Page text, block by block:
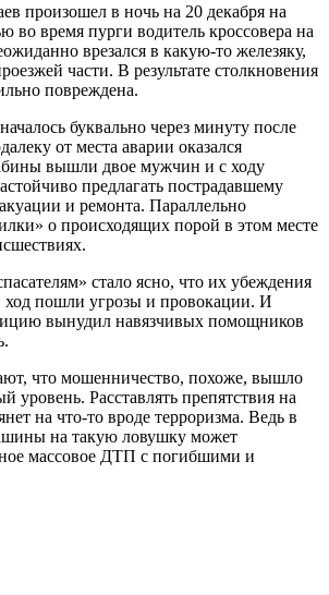
произошел в ночь на 20 декабря на
во время пурги водитель кроссовера на
врезался в какую-то железяку,
части. В результате столкновения
повреждена.
буквально через минуту после
от места аварии оказался
вышли двое мужчин и с ходу
предлагать пострадавшему
и ремонта. Параллельно
о происходящих порой в этом месте
стало ясно, что их убеждения
ход пошли угрозы и провокации. И
вынудил навязчивых помощников
что мошенничество, похоже, вышло
уровень. Расставлять препятствия на
на что-то вроде терроризма. Ведь в
на такую ловушку может
массовое ДТП с погибшими и